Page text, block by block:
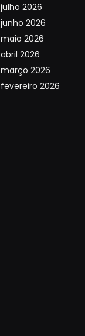
julho 2026
junho 2026
maio 2026
abril 2026
março 2026
fevereiro 2026